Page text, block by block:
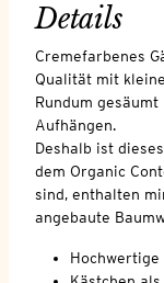
Details
Cremefarbenes
Qualität mit
Rundum
Aufhängen.
Deshalb ist
dem Organic
sind, enthalten
angebaute